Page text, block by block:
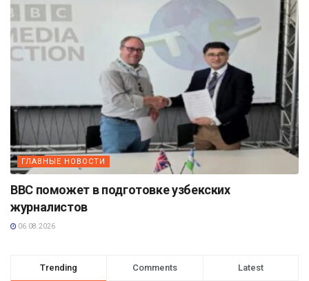
ГЛАВНЫЕ НОВОСТИ
BBC поможет в подготовке узбекских
журналистов
06.08.2026
Trending Comments Latest